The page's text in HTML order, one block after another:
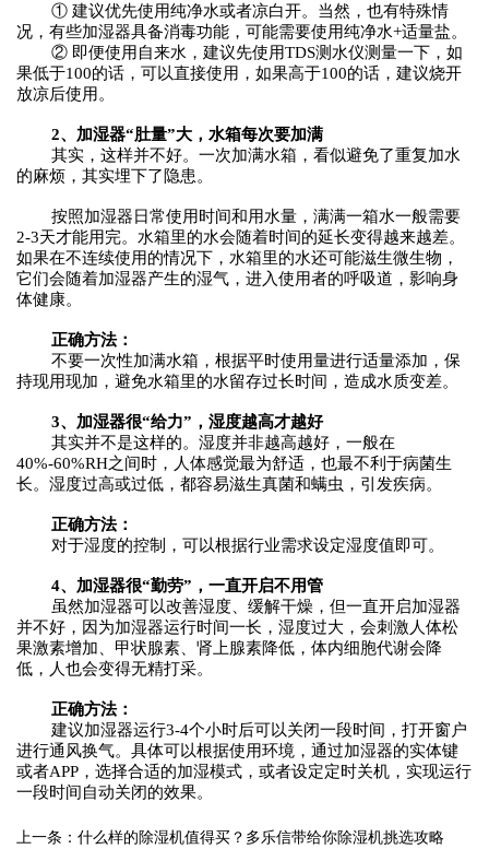
① 建议优先使用纯净水或者凉白开。当然，也有特殊情
况，有些加湿器具备消毒功能，可能需要使用纯净水+适量盐。
② 即便使用自来水，建议先使用TDS测水仪测量一下，如
果低于100的话，可以直接使用，如果高于100的话，建议烧开
放凉后使用。
2、加湿器“肚量”大，水箱每次要加满
其实，这样并不好。一次加满水箱，看似避免了重复加水
的麻烦，其实埋下了隐患。
按照加湿器日常使用时间和用水量，满满一箱水一般需要
2-3天才能用完。水箱里的水会随着时间的延长变得越来越差。
如果在不连续使用的情况下，水箱里的水还可能滋生微生物，
它们会随着加湿器产生的湿气，进入使用者的呼吸道，影响身
体健康。
正确方法：
不要一次性加满水箱，根据平时使用量进行适量添加，保
持现用现加，避免水箱里的水留存过长时间，造成水质变差。
3、加湿器很“给力”，湿度越高才越好
其实并不是这样的。湿度并非越高越好，一般在
40%-60%RH之间时，人体感觉最为舒适，也最不利于病菌生
长。湿度过高或过低 ， 都容易滋生真菌和螨虫，引发疾病。
正确方法：
对于湿度的控制，可以根据行业需求设定湿度值即可。
4、加湿器很“勤劳”，一直开启不用管
虽然加湿器可以改善湿度、缓解干燥，但一直开启加湿器
并不好，因为加湿器运行时间一长，湿度过大，会刺激人体松
果激素增加、甲状腺素、肾上腺素降低，体内细胞代谢会降
低，人也会变得无精打采。
正确方法：
建议加湿器运行3-4个小时后可以关闭一段时间，打开窗户
进行通风换气。具体可以根据使用环境，通过加湿器的实体键
或者APP，选择合适的加湿模式，或者设定定时关机，实现运行
一段时间自动关闭的效果。
上一条：什么样的除湿机值得买？多乐信带给你除湿机挑选攻略